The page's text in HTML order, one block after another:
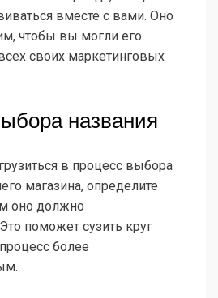
вместе с вами. Оно
чтобы вы могли его
своих маркетинговых
названия
в процесс выбора
магазина, определите
оно должно
поможет сузить круг
более